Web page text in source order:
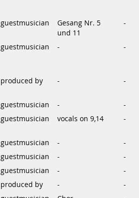
guestmusician
Gesang Nr. 5
und 11
-
guestmusician - -
produced by - -
guestmusician -
-
guestmusician vocals on 9,14 -
guestmusician -
-
guestmusician -
-
guestmusician -
-
produced by -
-